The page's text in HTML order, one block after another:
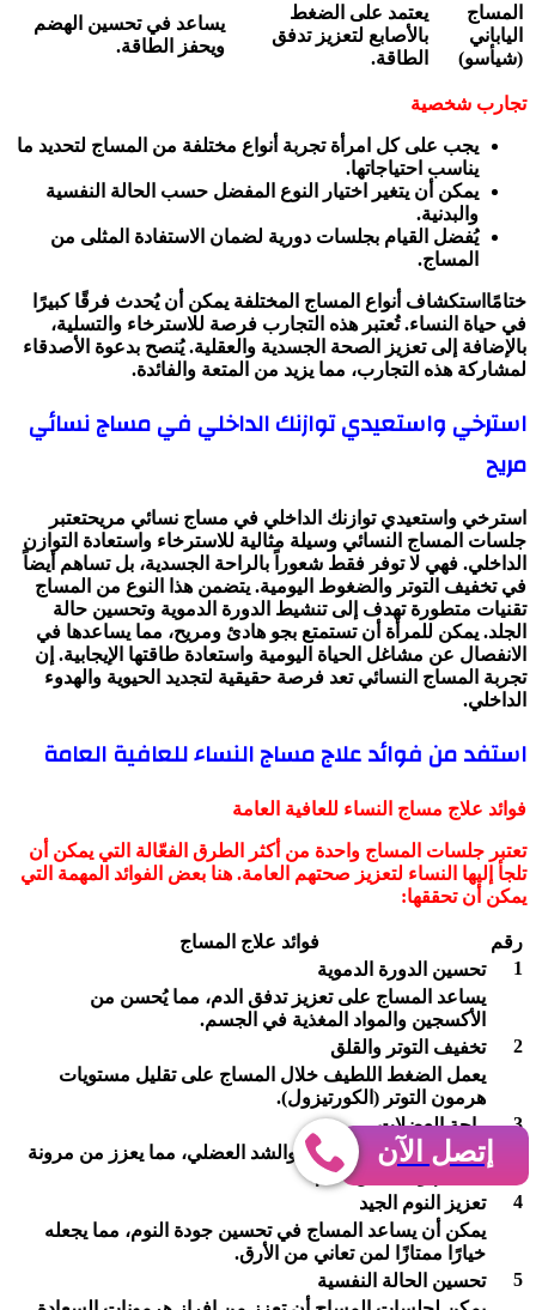
المساج
الياباني
(شيأسو)
يعتمد على الضغط
بالأصابع لتعزيز تدفق
الطاقة.
يساعد في تحسين الهضم
ويحفز الطاقة.
تجارب شخصية
يجب على كل امرأة تجربة أنواع مختلفة من المساج لتحديد ما
يناسب احتياجاتها.
يمكن أن يتغير اختيار النوع المفضل حسب الحالة النفسية
والبدنية.
يُفضل القيام بجلسات دورية لضمان الاستفادة المثلى من
المساج.
ختامًااستكشاف أنواع المساج المختلفة يمكن أن يُحدث فرقًا كبيرًا
في حياة النساء. تُعتبر هذه التجارب فرصة للاسترخاء والتسلية،
بالإضافة إلى تعزيز الصحة الجسدية والعقلية. يُنصح بدعوة الأصدقاء
لمشاركة هذه التجارب، مما يزيد من المتعة والفائدة.
استرخي واستعيدي توازنك الداخلي في مساج نسائي
مريح
استرخي واستعيدي توازنك الداخلي في مساج نسائي مريحتعتبر
جلسات المساج النسائي وسيلة مثالية للاسترخاء واستعادة التوازن
الداخلي. فهي لا توفر فقط شعوراً بالراحة الجسدية، بل تساهم أيضاً
في تخفيف التوتر والضغوط اليومية. يتضمن هذا النوع من المساج
تقنيات متطورة تهدف إلى تنشيط الدورة الدموية وتحسين حالة
الجلد. يمكن للمرأة أن تستمتع بجو هادئ ومريح، مما يساعدها في
الانفصال عن مشاغل الحياة اليومية واستعادة طاقتها الإيجابية. إن
تجربة المساج النسائي تعد فرصة حقيقية لتجديد الحيوية والهدوء
الداخلي.
استفد من فوائد علاج مساج النساء للعافية العامة
فوائد علاج مساج النساء للعافية العامة
تعتبر جلسات المساج واحدة من أكثر الطرق الفعّالة التي يمكن أن
تلجأ إليها النساء لتعزيز صحتهم العامة. هنا بعض الفوائد المهمة التي
يمكن أن تحققها:
رقم
فوائد علاج المساج
1
تحسين الدورة الدموية
يساعد المساج على تعزيز تدفق الدم، مما يُحسن من
الأكسجين والمواد المغذية في الجسم.
2
تخفيف التوتر والقلق
يعمل الضغط اللطيف خلال المساج على تقليل مستويات
هرمون التوتر (الكورتيزول).
3
راحة العضلات
يساهم في تخفيف التوتر والشد العضلي، مما يعزز من مرونة
الجسم ويقلل من الألم.
4
تعزيز النوم الجيد
يمكن أن يساعد المساج في تحسين جودة النوم، مما يجعله
خيارًا ممتازًا لمن تعاني من الأرق.
5
تحسين الحالة النفسية
إتصل الآن